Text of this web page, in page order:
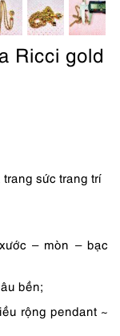
Ricci gold
sức trang trí
– mòn – bạc
bền;
rộng pendant ~